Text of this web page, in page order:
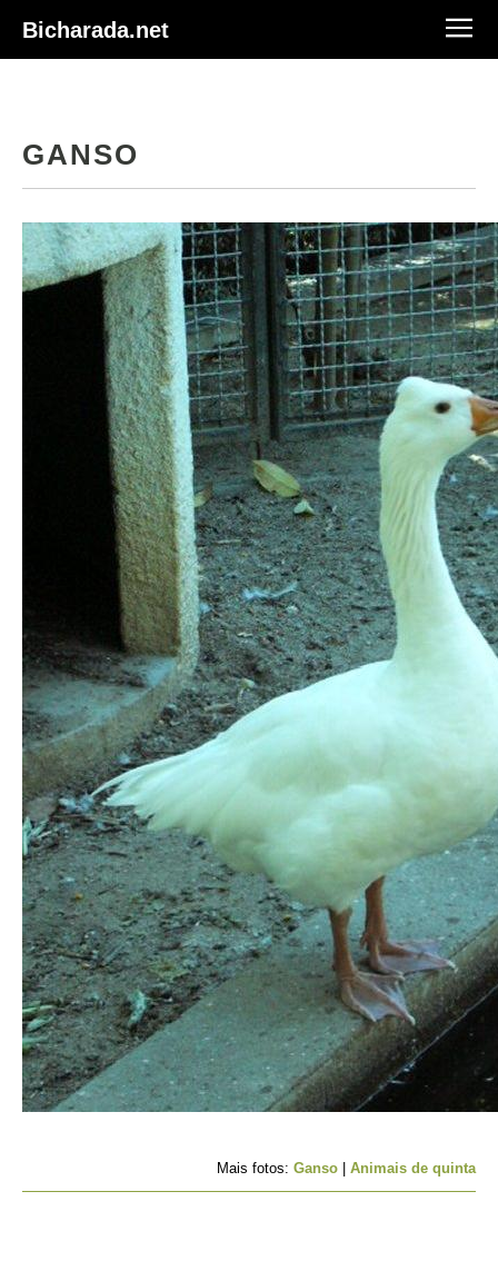
Bicharada.net
GANSO
Mais fotos: Ganso Animais de quinta